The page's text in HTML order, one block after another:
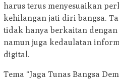
harus terus menyesuaikan
kehilangan jati diri bangsa.
tidak hanya berkaitan
namun juga kedaulatan
digital.
Tema “Jaga Tunas Bangsa